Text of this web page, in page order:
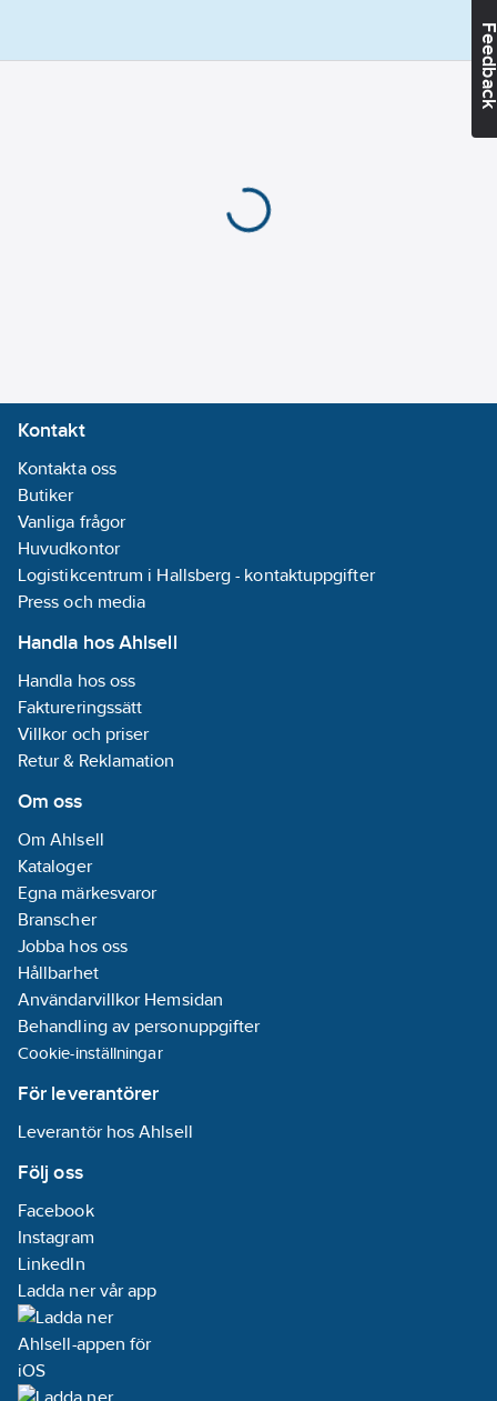
Phillips (PH)
Kontakt
Kontakta oss
Butiker
Vanliga frågor
Huvudkontor
Logistikcentrum i Hallsberg - kontaktuppgifter
Press och media
Handla hos Ahlsell
Handla hos oss
Faktureringssätt
Villkor och priser
Retur & Reklamation
Om oss
Om Ahlsell
Kataloger
Egna märkesvaror
Branscher
Jobba hos oss
Hållbarhet
Användarvillkor Hemsidan
Behandling av personuppgifter
Cookie-inställningar
För leverantörer
Leverantör hos Ahlsell
Följ oss
Facebook
Instagram
LinkedIn
Ladda ner vår app